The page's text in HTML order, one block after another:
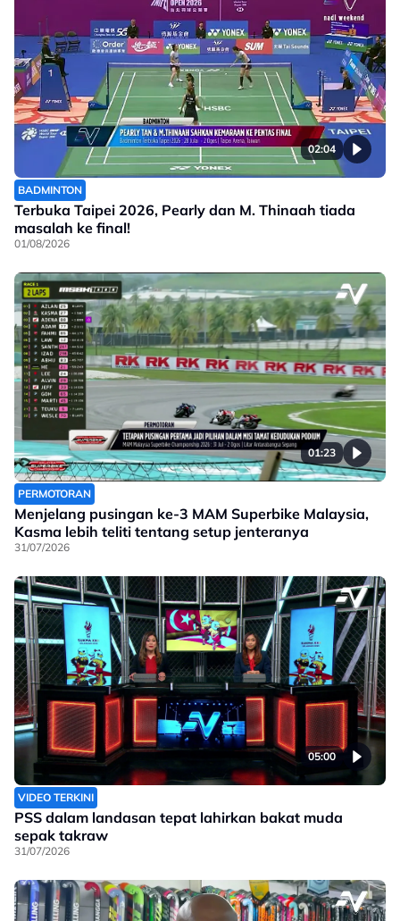
02:04
BADMINTON
Terbuka Taipei 2026, Pearly dan M. Thinaah tiada
masalah ke final!
01/08/2026
01:23
PERMOTORAN
Menjelang pusingan ke-3 MAM Superbike Malaysia,
Kasma lebih teliti tentang setup jenteranya
31/07/2026
05:00
VIDEO TERKINI
PSS dalam landasan tepat lahirkan bakat muda
sepak takraw
31/07/2026